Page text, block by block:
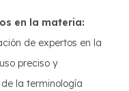
en la materia:
de expertos en la
preciso y
la terminología